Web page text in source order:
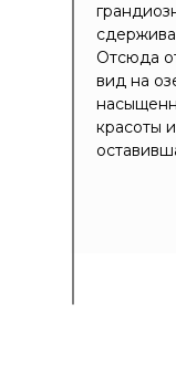
Отсюда
вид на
красоты